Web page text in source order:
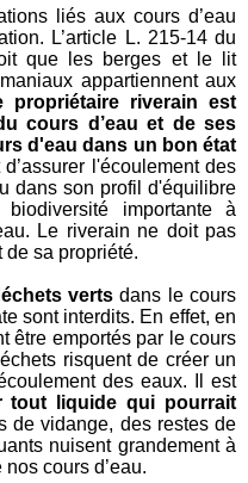
liés aux cours d’eau
L’article L. 215-14 du
que les berges et le lit
appartiennent aux
propriétaire riverain est
cours d’eau et de ses
d'eau dans un bon état
l'écoulement des
dans son profil d'équilibre
importante à
Le riverain ne doit pas
de sa propriété.
verts dans le cours
sont interdits. En effet, en
être emportés par le cours
risquent de créer un
des eaux. Il est
tout liquide qui pourrait
de vidange, des restes de
nuisent grandement à
cours d’eau.